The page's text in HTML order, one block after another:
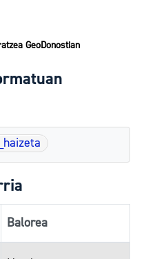
GeoDonostian
Balorea